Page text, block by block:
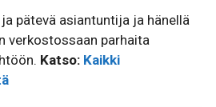
pätevä asiantuntija ja hänellä
verkostossaan parhaita
Katso: Kaikki